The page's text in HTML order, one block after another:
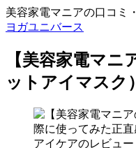
美容家電マニアの口コミ
ヨガユニバース
【美容家電マニ
ットアイマスク
アイケアのレビュー